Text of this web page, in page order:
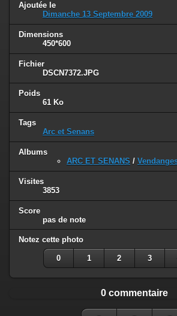
Ajoutée le
Dimanche 13 Septembre 2009
Dimensions
450*600
Fichier
DSCN7372.JPG
Poids
61 Ko
Tags
Arc et Senans
Albums
ARC ET SENANS /
Visites
3853
Score
pas de note
Notez cette photo
0 1 2 3
0 commentaire